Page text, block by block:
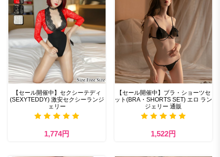
【セール開催中】セクシーテディ
(SEXYTEDDY) 激安セクシーランジ
ェリー
1,774円
【セール開催中】ブラ・ショーツセ
ット(BRA・SHORTS SET) エロ ラン
ジェリー 通販
1,522円